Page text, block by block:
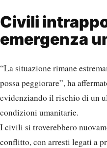
Civili
emergenza
“La situazione rimane
possa peggiorare”, ha
evidenziando il rischio di un
condizioni umanitarie.
I civili si troverebbero
conflitto, con arresti legati a